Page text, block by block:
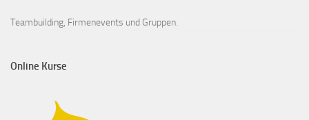
Teambuilding, Firmenevents und Gruppen.
Online Kurse